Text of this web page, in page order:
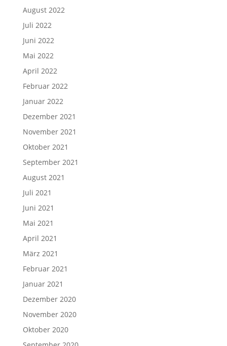
August 2022
Juli 2022
Juni 2022
Mai 2022
April 2022
Februar 2022
Januar 2022
Dezember 2021
November 2021
Oktober 2021
September 2021
August 2021
Juli 2021
Juni 2021
Mai 2021
April 2021
März 2021
Februar 2021
Januar 2021
Dezember 2020
November 2020
Oktober 2020